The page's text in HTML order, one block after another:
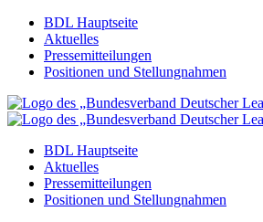
BDL Hauptseite
Aktuelles
Pressemitteilungen
Positionen und Stellungnahmen
BDL Hauptseite
Aktuelles
Pressemitteilungen
Positionen und Stellungnahmen